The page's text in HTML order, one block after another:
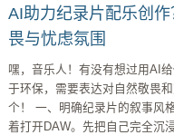
AI助力纪录片配乐创
畏与忧虑氛围
嘿，音乐人！有没有想过用AI
于环保，需要表达对自然敬畏
个！ 一、明确纪录片的叙事风格与情感基调 首先，拿到一个纪录片，别急
着打开DAW。先把自己完全沉浸进去！ 摸清导演的意图 ：